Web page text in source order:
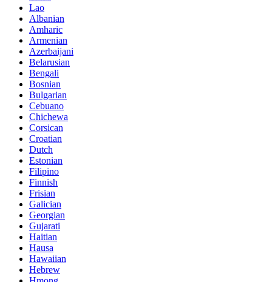
Lao
Albanian
Amharic
Armenian
Azerbaijani
Belarusian
Bengali
Bosnian
Bulgarian
Cebuano
Chichewa
Corsican
Croatian
Dutch
Estonian
Filipino
Finnish
Frisian
Galician
Georgian
Gujarati
Haitian
Hausa
Hawaiian
Hebrew